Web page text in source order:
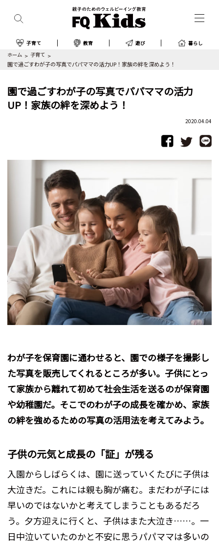
子育て 教育 遊び 暮らし
ホーム 子育て
園で過ごすわが子の写真でパパママの活力UP！家族の絆を深めよう！
園で過ごすわが子の写真でパパママの活力
UP！家族の絆を深めよう！
2020.04.04
わが子を保育園に通わせると、園での様子を撮影し
た写真を販売してくれるところが多い。子供にとっ
て家族から離れて初めて社会生活を送るのが保育園
や幼稚園だ。そこでのわが子の成長を確かめ、家族
の絆を強めるための写真の活用法を考えてみよう。
子供の元気と成長の「証」が残る
入園からしばらくは、園に送っていくたびに子供は
大泣きだ。これには親も胸が痛む。まだわが子には
早いのではないかと考えてしまうこともあるだろ
う。夕方迎えに行くと、子供はまた大泣き……。一
日中泣いていたのかと不安に思うパパママは多いの